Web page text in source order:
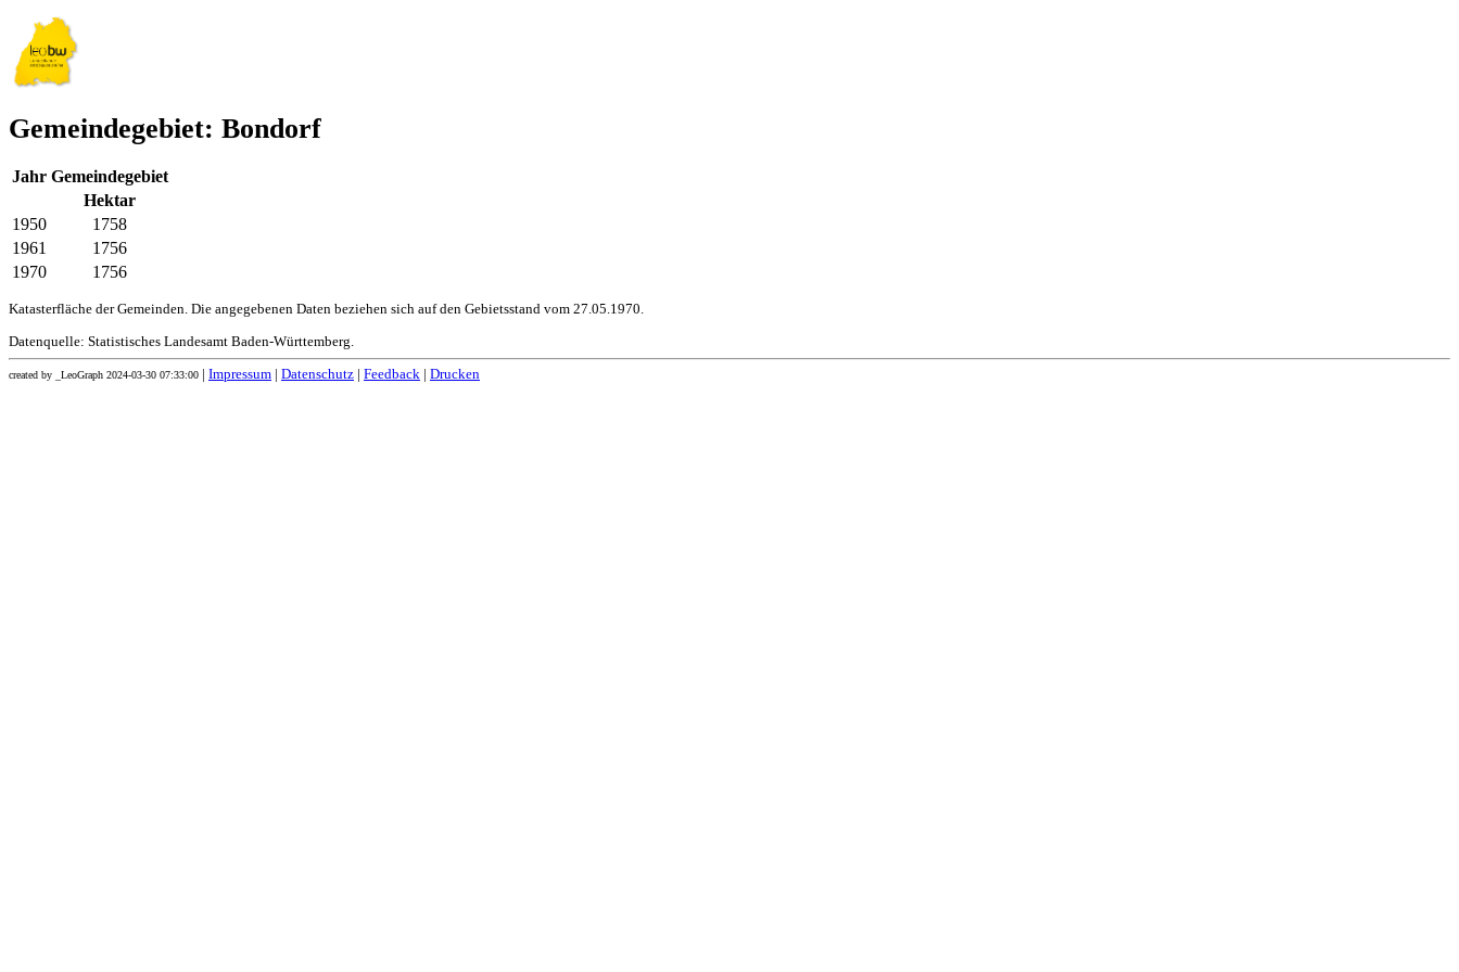
Gemeindegebiet: Bondorf
Jahr Gemeindegebiet
Hektar
1950
1758
1961
1756
1970
1756
Katasterfläche der Gemeinden. Die angegebenen Daten beziehen sich auf den Gebietsstand vom 27.05.1970.
Datenquelle: Statistisches Landesamt Baden-Württemberg.
created by _LeoGraph 2024-03-30 07:33:00 Impressum Datenschutz Feedback Drucken